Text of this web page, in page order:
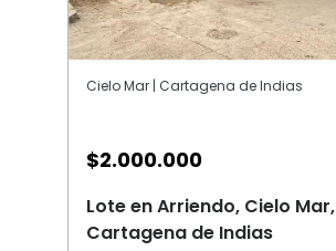
Cielo Mar | Cartagena de Indias
$2.000.000
Lote en Arriendo, Cielo Mar,
Cartagena de Indias